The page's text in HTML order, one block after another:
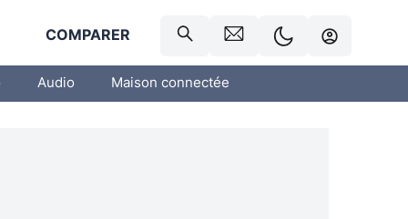
COMPARER
Audio Maison connectée